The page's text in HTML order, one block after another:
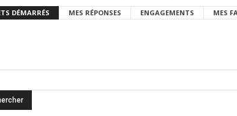
DÉMARRÉS MES RÉPONSES ENGAGEMENTS MES